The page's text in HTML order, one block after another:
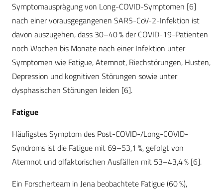
Symptomausprägung von Long-COVID-Symptomen [6]
nach einer vorausgegangenen SARS-CoV-2-Infektion ist
davon auszugehen, dass 30–40 % der COVID-19-Patienten
noch Wochen bis Monate nach einer Infektion unter
Symptomen wie Fatigue, Atemnot, Riechstörungen, Husten,
Depression und kognitiven Störungen sowie unter
dysphasischen Störungen leiden [6].
Fatigue
Häufigstes Symptom des Post-COVID-/Long-COVID-
Syndroms ist die Fatigue mit 69–53,1 %, gefolgt von
Atemnot und olfaktorischen Ausfällen mit 53–43,4 % [6].
Ein Forscherteam in Jena beobachtete Fatigue (60 %),